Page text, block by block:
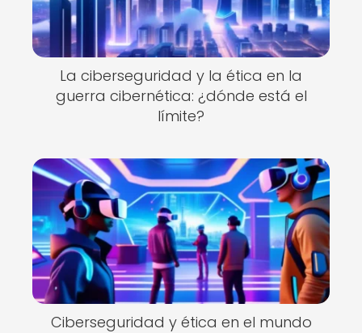
La ciberseguridad y la ética en la
guerra cibernética: ¿dónde está el
límite?
Ciberseguridad y ética en el mundo